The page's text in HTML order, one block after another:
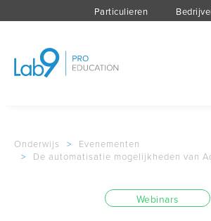
Particulieren
Onderwijs >
Evenementen
>
De automatisatie mogelijkheden van
Webinars